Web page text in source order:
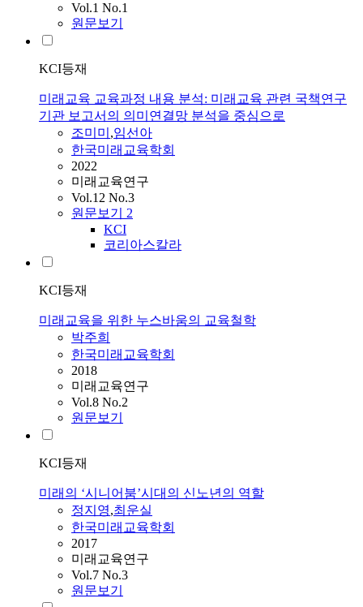
Vol.1 No.1
원문보기
KCI등재
미래교육 교육과정 내용 분석: 미래교육 관련 국책연구
기관 보고서의 의미연결망 분석을 중심으로
조미미 ,임선아
한국미래교육학회
2022
미래교육연구
Vol.12 No.3
원문보기 2
KCI
코리아스칼라
KCI등재
미래교육을 위한 누스바움의 교육철학
박주희
한국미래교육학회
2018
미래교육연구
Vol.8 No.2
원문보기
KCI등재
미래의 ‘시니어붐’시대의 신노년의 역할
정지영,최운실
한국미래교육학회
2017
미래교육연구
Vol.7 No.3
원문보기